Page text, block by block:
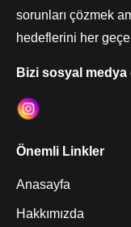
sorunları çözmek
hedeflerini her
Bizi sosyal
Önemli Linkler
Anasayfa
Hakkımızda